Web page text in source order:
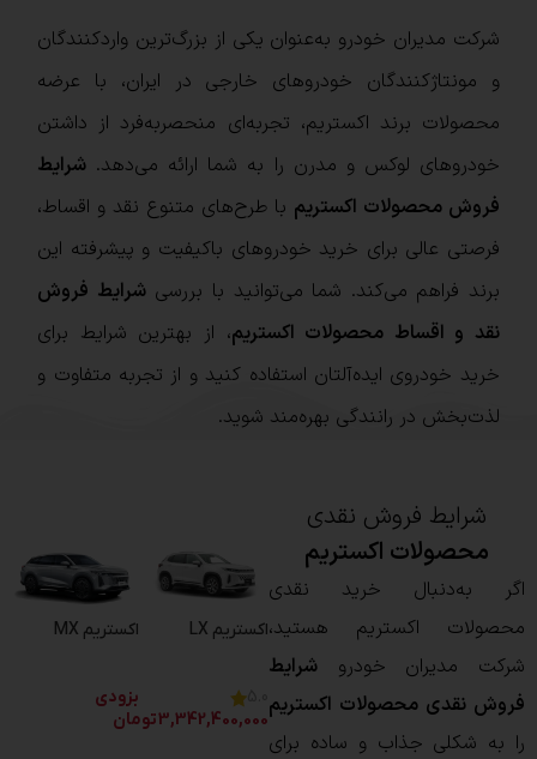
شرکت مدیران خودرو به‌عنوان یکی از بزرگ‌ترین واردکنندگان
و مونتاژ‌کنندگان خودروهای خارجی در ایران، با عرضه
محصولات برند اکستریم، تجربه‌ای منحصر‌به‌فرد از داشتن
خودروهای لوکس و مدرن را به شما ارائه می‌دهد. شرایط
فروش محصولات اکستریم با طرح‌های متنوع نقد و اقساط،
فرصتی عالی برای خرید خودروهای باکیفیت و پیشرفته این
برند فراهم می‌کند. شما می‌توانید با بررسیشرایط فروش
نقد و اقساط محصولات اکستریم، از بهترین شرایط برای
خرید خودروی ایده‌آلتان استفاده کنید و از تجربه‌ متفاوت و
لذت‌بخش در رانندگی بهره‌مند شوید.
شرایط فروش نقدی
محصولات اکستریم
اگر به‌دنبال خرید نقدی
محصولات اکستریم هستید،
شرکت مدیران خودرو شرایط
فروش نقدی محصولات اکستریم
را به شکلی جذاب و ساده برای
اکستریم LX
3,342,400,000تومان
اکستریم MX
بزودی